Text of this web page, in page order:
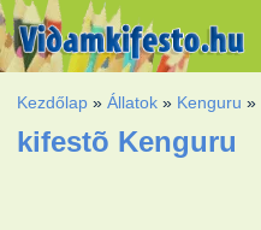
Kezdőlap »Állatok » Kenguru »
kifestõ Kenguru